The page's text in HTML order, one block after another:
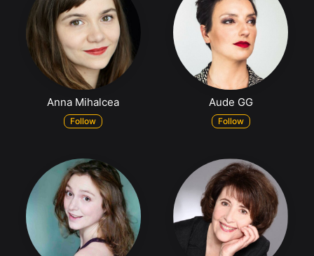
Anna Mihalcea
Follow
Aude GG
Follow